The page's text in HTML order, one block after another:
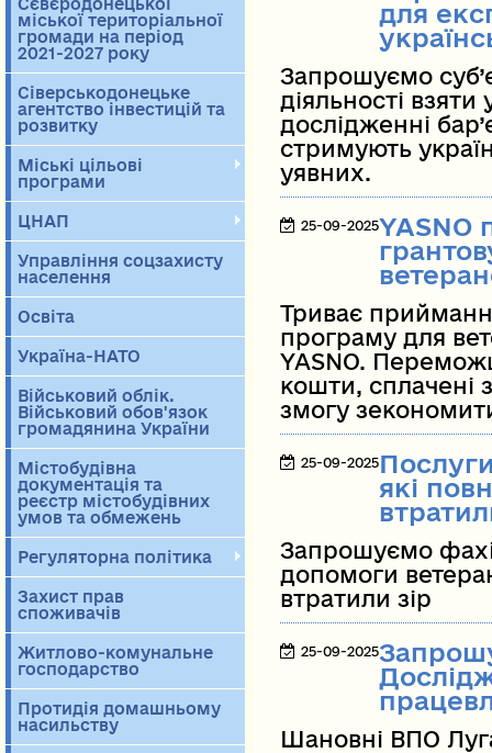
Сєвєродонецької
міської територіальної
громади на період
2021-2027 року
Сіверськодонецьке
агентство інвестицій та
розвитку
Міські цільові
програми
ЦНАП
Управління соцзахисту
населення
Освіта
Україна-НАТО
Військовий облік.
Військовий обов'язок
громадянина України
Містобудівна
документація та
реєстр містобудівних
умов та обмежень
Регуляторна політика
Захист прав
споживачів
Житлово-комунальне
господарство
Протидія домашньому
насильству
для
Запрошуємо
діяльності
дослідженні
стримують
уявних.
25-09-2025YASNO
Триває
програму для
YASNO.
кошти, сплачені
змогу
25-09-2025
які
Запрошуємо
допомоги
втратили зір
25-09-2025
Шановні ВПО